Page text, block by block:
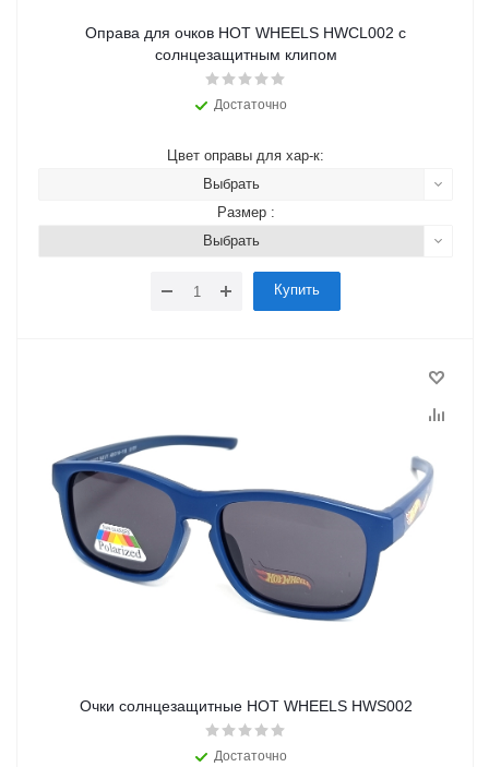
Оправа для очков HOT WHEELS HWCL002 с
солнцезащитным клипом
Достаточно
Цвет оправы для хар-к:
Выбрать
Размер :
Выбрать
Купить
Очки солнцезащитные HOT WHEELS HWS002
Достаточно